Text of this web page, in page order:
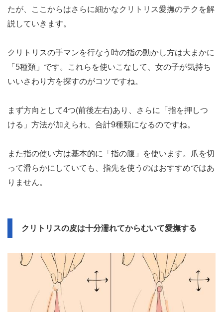
たが、ここからはさらに細かなクリトリス愛撫のテクを解
説していきます。
クリトリスの手マンを行なう時の指の動かし方は大まかに
「5種類」です。これらを使いこなして、女の子が気持ち
いいさわり方を探すのがコツですね。
まず方向として4つ(前後左右)あり、さらに「指を押しつ
ける」方法が加えられ、合計9種類になるのですね。
また指の使い方は基本的に「指の腹」を使います。爪を切
って滑らかにしていても、指先を使うのはおすすめではあ
りません。
クリトリスの皮は十分濡れてからむいて愛撫する